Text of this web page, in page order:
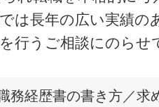
は長年の広い実績の
行うご相談にのら
務経歴書の書き方／求